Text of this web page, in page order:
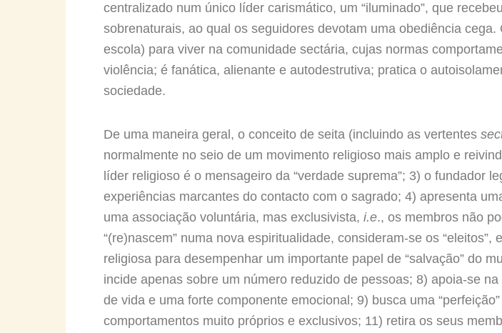
centralizado num único líder carismático, um “iluminado”, que
sobrenaturais, ao qual os seguidores devotam uma obediência
escola) para viver na comunidade sectária, cujas normas
violência; é fanática, alienante e autodestrutiva; pratica o
sociedade.
De uma maneira geral, o conceito de seita (incluindo as vertentes
normalmente no seio de um movimento religioso mais amplo e
líder religioso é o mensageiro da “verdade suprema”; 3) o fundador
experiências marcantes do contacto com o sagrado; 4) apresenta
uma associação voluntária, mas exclusivista, i.e., os membros não
“(re)nascem” numa nova espiritualidade, consideram-se os
religiosa para desempenhar um importante papel de “salvação” do
incide apenas sobre um número reduzido de pessoas; 8) apoia-se
de vida e uma forte componente emocional; 9) busca uma
comportamentos muito próprios e exclusivos; 11) retira os seus